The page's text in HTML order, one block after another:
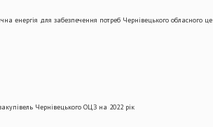
енергія для забезпечення потреб Чернівецького обласного
Чернівецького ОЦЗ на 2022 рік